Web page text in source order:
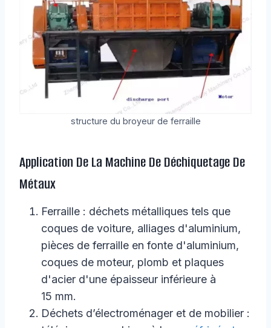
structure du broyeur de ferraille
Application De La Machine De Déchiquetage De
Métaux
Ferraille : déchets métalliques tels que
coques de voiture, alliages d'aluminium,
pièces de ferraille en fonte d'aluminium,
coques de moteur, plomb et plaques
d'acier d'une épaisseur inférieure à
15 mm.
Déchets d’électroménager et de mobilier :